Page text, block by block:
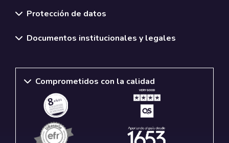
Protección de datos
Documentos institucionales y legales
Comprometidos con la calidad